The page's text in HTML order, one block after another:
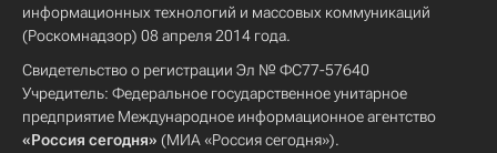
информационных технологий и массовых коммуникаций
(Роскомнадзор) 08 апреля 2014 года.
Свидетельство о регистрации Эл № ФС77-57640
Учредитель: Федеральное государственное унитарное
предприятие Международное информационное агентство
«Россия сегодня» (МИА «Россия сегодня»).